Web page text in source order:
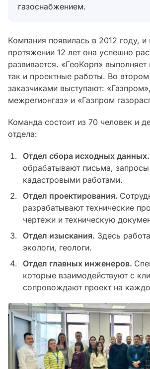
газоснабжением.
Компания появилась в 2012 году, и
протяжении 12 лет она успешно
развивается. «ГеоКорп»
так и проектные работы. Во
заказчиками выступают:
межрегионгаз» и «Газпром
Команда состоит из 70 человек и
отдела:
Отдел сбора исходных данных.
обрабатывают письма,
кадастровыми работами.
Отдел проектирования.
разрабатывают технические
чертежи и техническую
Отдел изыскания. Здесь
экологи, геологи.
Отдел главных инженеров.
которые взаимодействуют с
сопровождают проект на